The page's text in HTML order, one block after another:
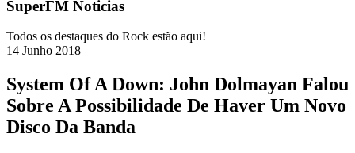
SuperFM Noticias
Todos os destaques do Rock estão aqui!
14 Junho 2018
System Of A Down: John Dolmayan Falou
Sobre A Possibilidade De Haver Um Novo
Disco Da Banda